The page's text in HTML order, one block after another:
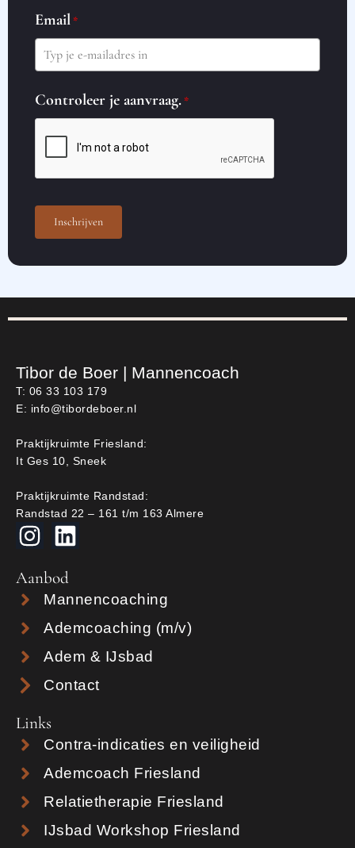
Email *
Controleer je aanvraag. *
Inschrijven
Tibor de Boer | Mannencoach
T: 06 33 103 179
E: info@tibordeboer.nl
Praktijkruimte Friesland:
It Ges 10, Sneek
Praktijkruimte Randstad:
Randstad 22 – 161 t/m 163 Almere
Aanbod
Mannencoaching
Ademcoaching (m/v)
Adem & IJsbad
Contact
Links
Contra-indicaties en veiligheid
Ademcoach Friesland
Relatietherapie Friesland
IJsbad Workshop Friesland